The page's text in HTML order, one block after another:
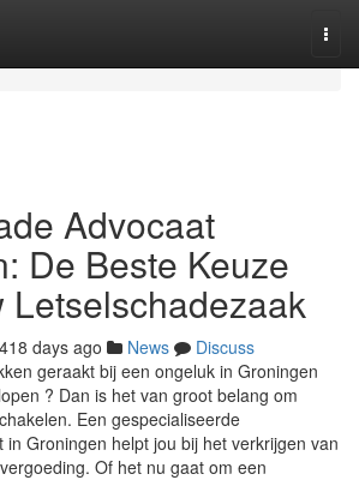
Advocaat
De Beste Keuze
Letselschadezaak
418 days ago News
Discuss
geraakt bij een ongeluk in Groningen
? Dan is het van groot belang om
Een gespecialiseerde
in Groningen helpt jou bij het verkrijgen van
Of het nu gaat om een